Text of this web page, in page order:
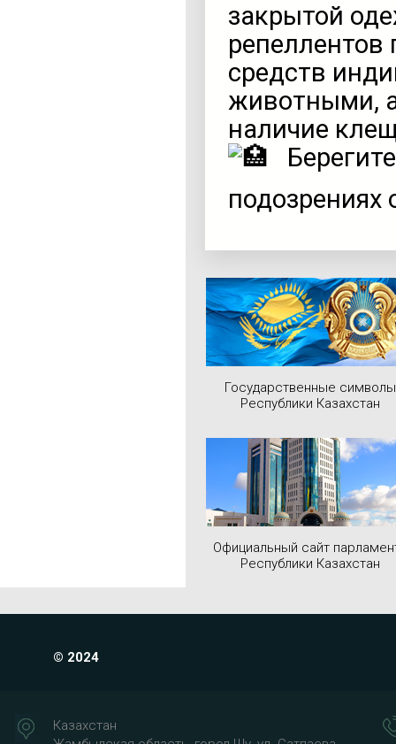
закрытой
средств
животными,
наличие
подозрениях
Государственные символы
Республики Казахстан
Официальный сайт
Республики Казахстан
© 2024
Казахстан